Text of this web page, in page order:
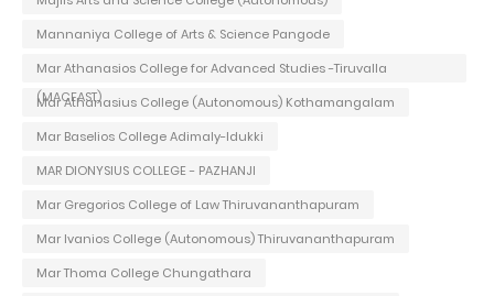
Mannaniya College of Arts & Science Pangode
Mar Athanasios College for Advanced Studies -Tiruvalla
(MACFAST)
Mar Athanasius College (Autonomous) Kothamangalam
Mar Baselios College Adimaly-Idukki
MAR DIONYSIUS COLLEGE - PAZHANJI
Mar Gregorios College of Law Thiruvananthapuram
Mar Ivanios College (Autonomous) Thiruvananthapuram
Mar Thoma College Chungathara